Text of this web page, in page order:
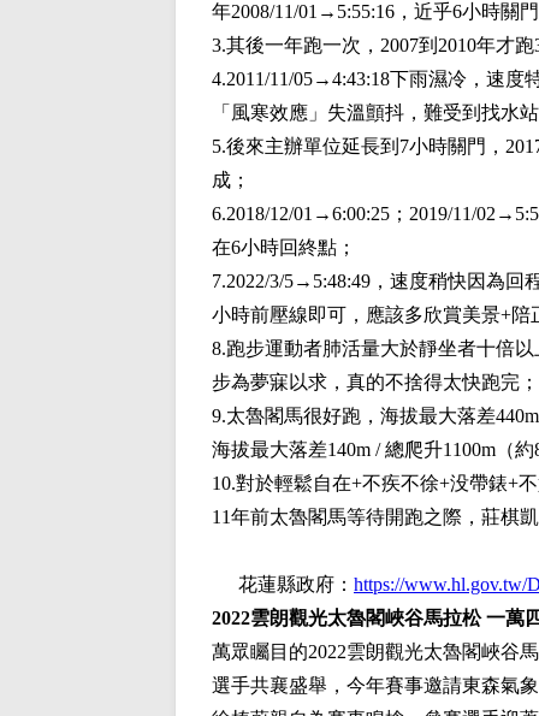
年2008/11/01→5:55:16，近乎6小時關
3.其後一年跑一次，2007到2010年才跑
4.2011/11/05→4:43:18下雨濕冷，速
「風寒效應」失溫顫抖，難受到找水
5.後來主辦單位延長到7小時關門，
成；
6.2018/12/01→6:00:25；2019/11/
在6小時回終點；
7.2022/3/5→5:48:49，速度稍快因為回
小時前壓線即可，應該多欣賞美景+陪
8.跑步運動者肺活量大於靜坐者十倍
步為夢寐以求，真的不捨得太快跑完；
9.太魯閣馬很好跑，海拔最大落差
海拔最大落差140m / 總爬升1100m（
10.對於輕鬆自在+不疾不徐+没帶錶+
11年前太魯閣馬等待開跑之際，莊棋
花蓮縣政府： https://www.hl.gov.tw/
2022雲朗觀光太魯閣峽谷馬拉松 一萬
萬眾矚目的2022雲朗觀光太魯閣峽谷
選手共襄盛舉，今年賽事邀請東森氣